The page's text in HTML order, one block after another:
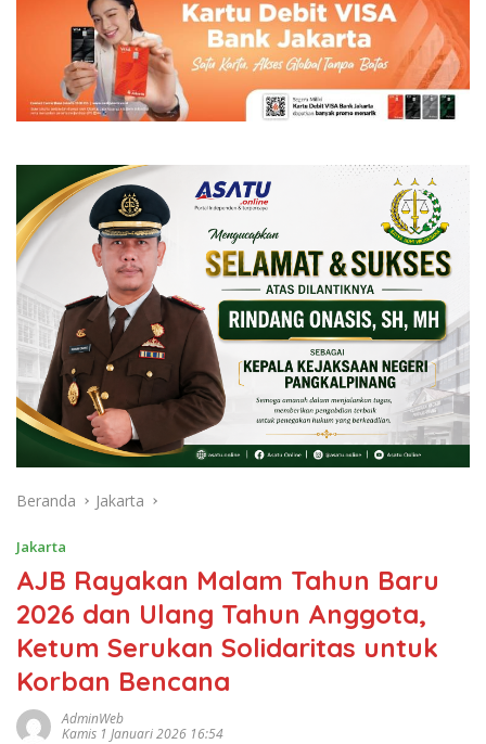
Beranda Jakarta
Jakarta
AJB Rayakan Malam Tahun Baru
2026 dan Ulang Tahun Anggota,
Ketum Serukan Solidaritas untuk
Korban Bencana
AdminWeb
Kamis 1 Januari 2026 16:54